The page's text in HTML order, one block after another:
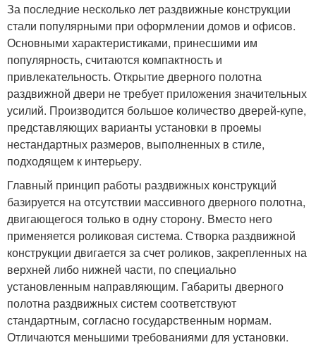
За последние несколько лет раздвижные конструкции
стали популярными при оформлении домов и офисов.
Основными характеристиками, принесшими им
популярность, считаются компактность и
привлекательность. Открытие дверного полотна
раздвижной двери не требует приложения значительных
усилий. Производится большое количество дверей-купе,
представляющих варианты установки в проемы
нестандартных размеров, выполненных в стиле,
подходящем к интерьеру.
Главный принцип работы раздвижных конструкций
базируется на отсутствии массивного дверного полотна,
двигающегося только в одну сторону. Вместо него
применяется роликовая система. Створка раздвижной
конструкции двигается за счет роликов, закрепленных на
верхней либо нижней части, по специально
установленным направляющим. Габариты дверного
полотна раздвижных систем соответствуют
стандартным, согласно государственным нормам.
Отличаются меньшими требованиями для установки.